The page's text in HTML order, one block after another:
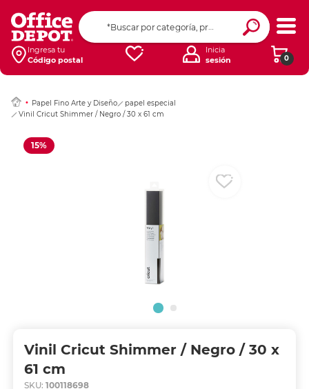
Ingresa tu
Código postal
0
Inicia
sesión
Papel Fino Arte y Diseño
papel especial
Vinil Cricut Shimmer / Negro / 30 x 61 cm
15%
Vinil Cricut Shimmer / Negro / 30 x
61 cm
SKU: 100118698
Ingresar Codigo